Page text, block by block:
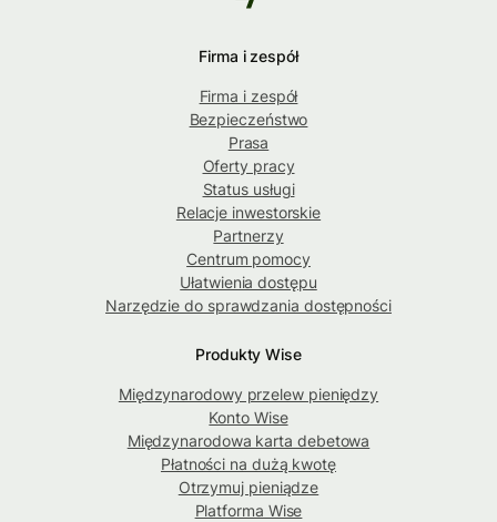
Firma i zespół
Firma i zespół
Bezpieczeństwo
Prasa
Oferty pracy
Status usługi
Relacje inwestorskie
Partnerzy
Centrum pomocy
Ułatwienia dostępu
Narzędzie do sprawdzania dostępności
Produkty Wise
Międzynarodowy przelew pieniędzy
Konto Wise
Międzynarodowa karta debetowa
Płatności na dużą kwotę
Otrzymuj pieniądze
Platforma Wise